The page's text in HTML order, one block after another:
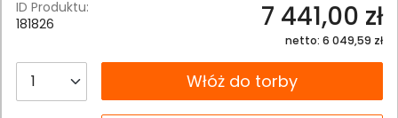
ID Produktu:
181826
7 441,00 zł
netto: 6 049,59 zł
__B2C.PRODUCT.QUANTITYWłóż do torby